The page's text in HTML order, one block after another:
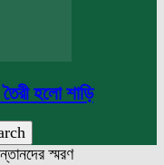
হলো শাড়ি
স্মরণ